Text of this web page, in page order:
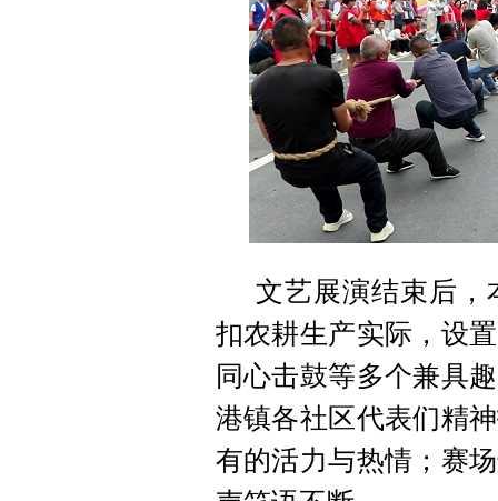
文艺展演结束后，
扣农耕生产实际，设
同心击鼓等多个兼具
港镇各社区代表们精
有的活力与热情；赛